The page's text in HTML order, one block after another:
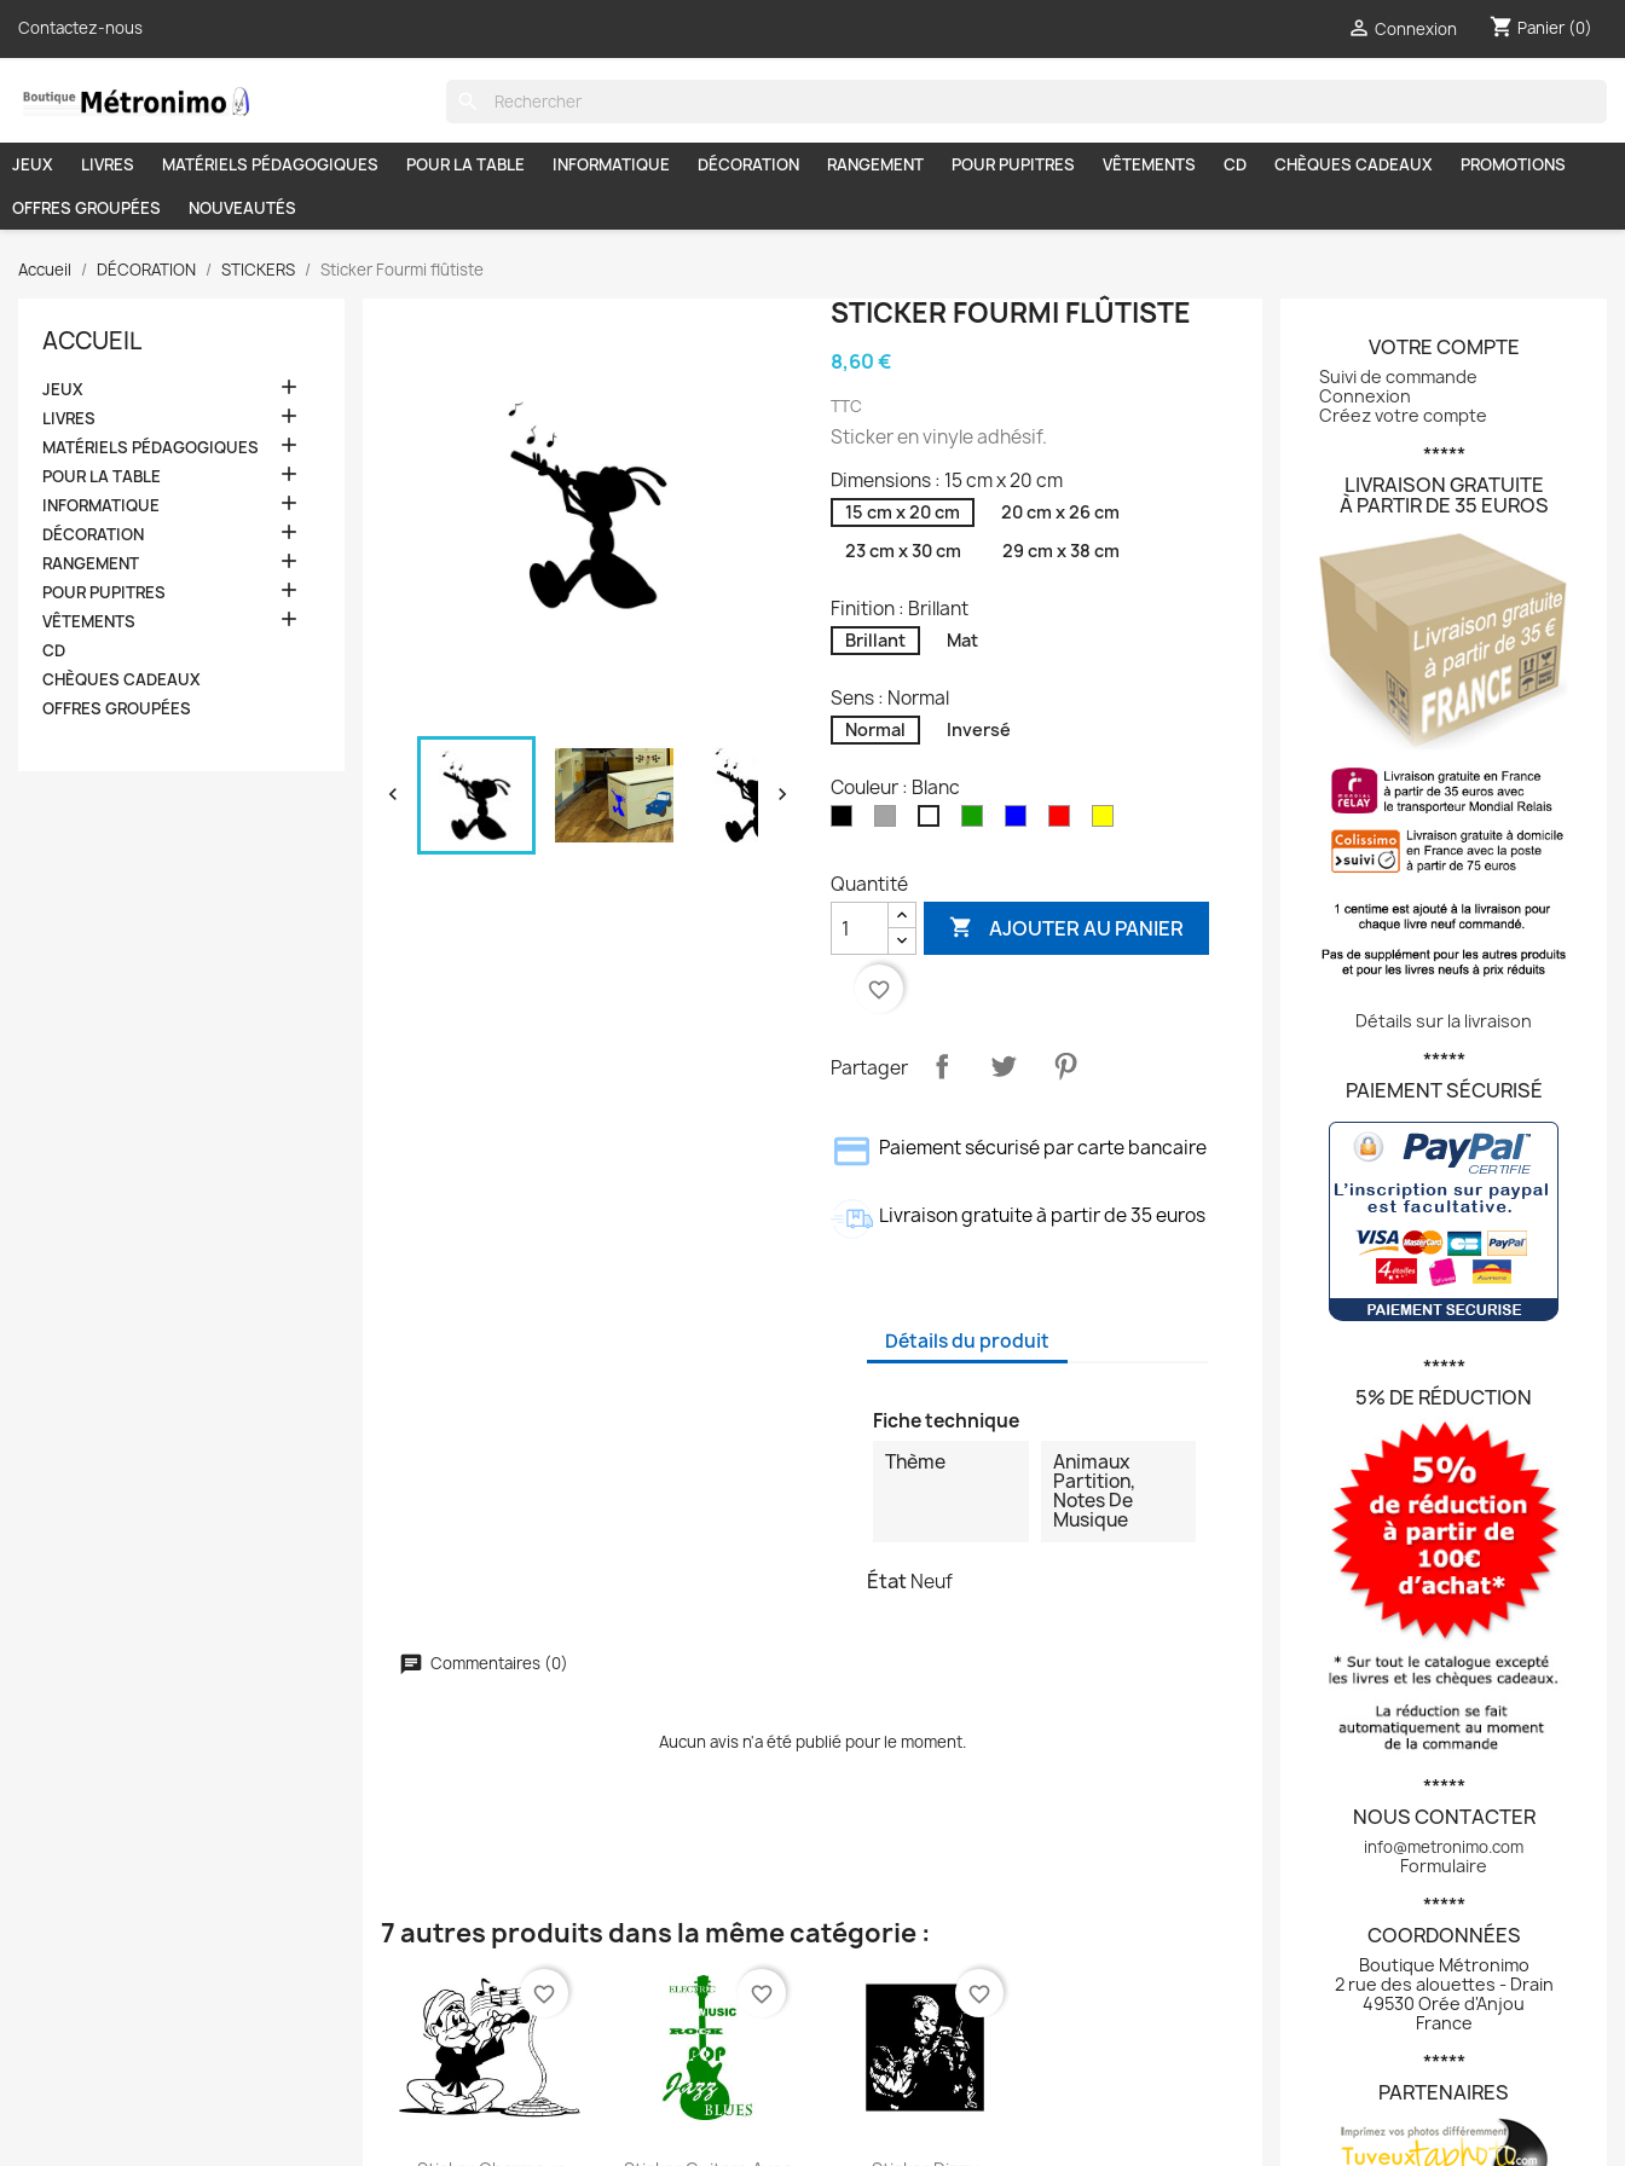
Contactez-nous  Connexion shopping_cart Panier (0)
JEUX LIVRES MATÉRIELS PÉDAGOGIQUES POUR LA TABLE INFORMATIQUE DÉCORATION RANGEMENT POUR PUPITRES VÊTEMENTS CD CHÈQUES CADEAUX
PROMOTIONS
OFFRES GROUPÉES
NOUVEAUTÉS
Accueil DÉCORATION STICKERS Sticker Fourmi flûtiste
ACCUEIL
JEUX 
LIVRES 
MATÉRIELS PÉDAGOGIQUES 
POUR LA TABLE 
INFORMATIQUE 
DÉCORATION 
RANGEMENT 
POUR PUPITRES 
VÊTEMENTS 
CD
CHÈQUES CADEAUX
OFFRES GROUPÉES
 
STICKER FOURMI FLÛTISTE
8,60 €
TTC
Sticker en vinyle adhésif.
Dimensions : 15 cm x 20 cm
15 cm x 20 cm
20 cm x 26 cm
23 cm x 30 cm
29 cm x 38 cm
Finition : Brillant
Brillant Mat
Sens : Normal
Normal Inversé
Couleur : Blanc
Noir Gris Blanc Vert Bleu RougeJaune
Quantité
 AJOUTER AU PANIER
favorite_border
Partager
Paiement sécurisé par carte bancaire
Livraison gratuite à partir de 35 euros
Détails du produit
Fiche technique
Thème
Animaux
Partition,
Notes De
Musique
ÉtatNeuf
Commentaires (0)
Aucun avis n'a été publié pour le moment.
7 autres produits dans la même catégorie :
Aperçu rapide
favorite_border
Aperçu rapide
favorite_border
Aperçu rapide
favorite_border
VOTRE COMPTE
Suivi de commande
Connexion
Créez votre compte
*****
LIVRAISON GRATUITE
À PARTIR DE 35 EUROS
Détails sur la livraison
*****
PAIEMENT SÉCURISÉ
*****
5% DE RÉDUCTION
*****
NOUS CONTACTER
info@metronimo.com
Formulaire
*****
COORDONNÉES
Boutique Métronimo
2 rue des alouettes - Drain
49530 Orée d'Anjou
France
*****
PARTENAIRES